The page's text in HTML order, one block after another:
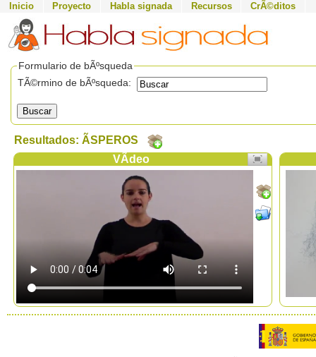
Inicio Proyecto Habla signada Recursos CrÃ©ditos
Formulario de bÃºsqueda
TÃ©rmino de bÃºsqueda:
Buscar
Resultados: ÃSPEROS
VÃ­deo